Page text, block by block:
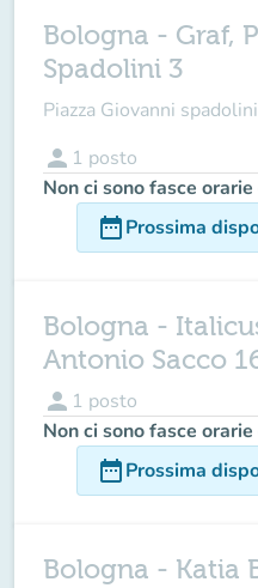
Bologna - Graf,
Spadolini 3
Piazza Giovanni
person 1 posto
Non ci sono fasce
date_rangeProssima
Bologna -
Antonio Sacco
person 1 posto
Non ci sono fasce
date_rangeProssima
Bologna - Katia